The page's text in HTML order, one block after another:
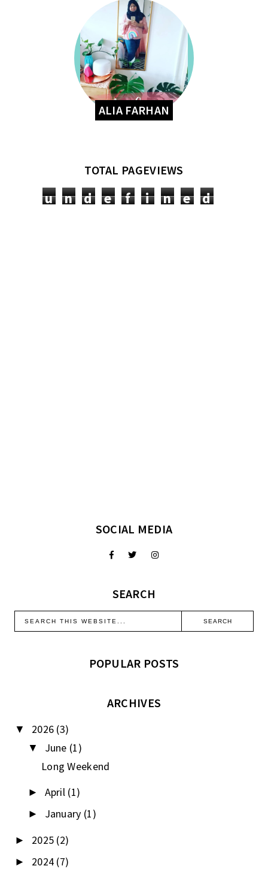
ALIA FARHAN
TOTAL PAGEVIEWS
u n d e f i n e d
SOCIAL MEDIA
SEARCH
POPULAR POSTS
ARCHIVES
▼ 2026 (3)
▼ June (1)
Long Weekend
► April (1)
► January (1)
► 2025 (2)
► 2024 (7)